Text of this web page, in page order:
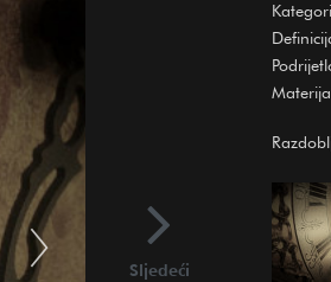
Sljedeći